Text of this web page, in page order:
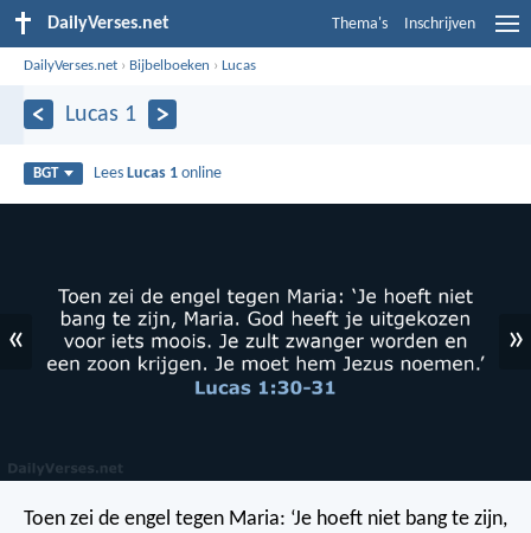
DailyVerses.net Thema's Inschrijven
DailyVerses.net › Bijbelboeken ›Lucas
Lucas 1
BGT Lees Lucas 1 online
« »
Toen zei de engel tegen Maria: ‘Je hoeft niet bang te zijn,